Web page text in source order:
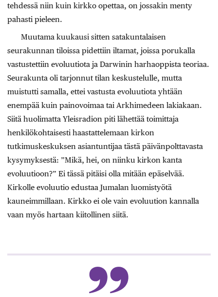
tehdessä niin kuin kirkko opettaa, on jossakin menty
pahasti pieleen.
Muutama kuukausi sitten satakuntalaisen
seurakunnan tiloissa pidettiin iltamat, joissa porukalla
vastustettiin evoluutiota ja Darwinin harhaoppista teoriaa.
Seurakunta oli tarjonnut tilan keskustelulle, mutta
muistutti samalla, ettei vastusta evoluutiota yhtään
enempää kuin painovoimaa tai Arkhimedeen lakiakaan.
Siitä huolimatta Yleisradion piti lähettää toimittaja
henkilökohtaisesti haastattelemaan kirkon
tutkimuskeskuksen asiantuntijaa tästä päivänpolttavasta
kysymyksestä: ”Mikä, hei, on niinku kirkon kanta
evoluutioon?” Ei tässä pitäisi olla mitään epäselvää.
Kirkolle evoluutio edustaa Jumalan luomistyötä
kauneimmillaan. Kirkko ei ole vain evoluution kannalla
vaan myös hartaan kiitollinen siitä.